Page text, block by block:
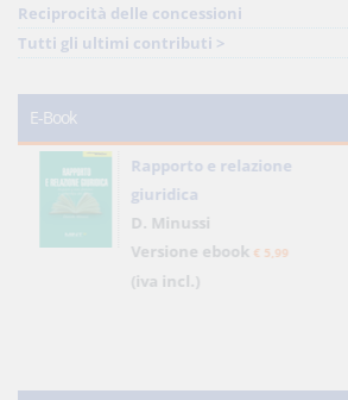
Reciprocità delle concessioni
Tutti gli ultimi contributi >
E-Book
Rapporto e relazione
giuridica
D. Minussi
Versione ebook € 5,99
(iva incl.)